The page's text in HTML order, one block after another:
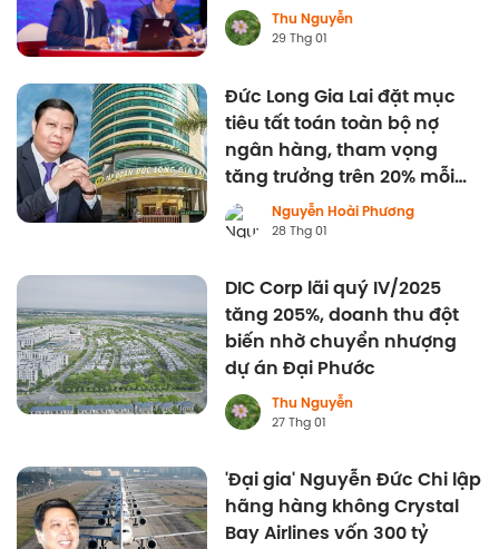
Thu Nguyễn
29 Thg 01
Đức Long Gia Lai đặt mục
tiêu tất toán toàn bộ nợ
ngân hàng, tham vọng
tăng trưởng trên 20% mỗi
năm
Nguyễn Hoài Phương
28 Thg 01
DIC Corp lãi quý IV/2025
tăng 205%, doanh thu đột
biến nhờ chuyển nhượng
dự án Đại Phước
Thu Nguyễn
27 Thg 01
'Đại gia' Nguyễn Đức Chi lập
hãng hàng không Crystal
Bay Airlines vốn 300 tỷ